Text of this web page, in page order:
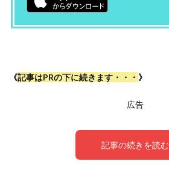
《記事はPRの下に続きます・・・ 》
広告
記事の続きを読む